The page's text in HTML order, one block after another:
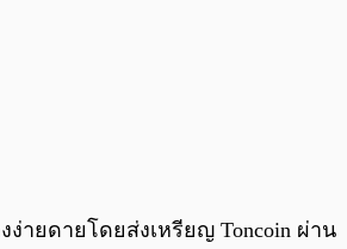
ง่ายดายโดยส่งเหรียญ Toncoin ผ่าน